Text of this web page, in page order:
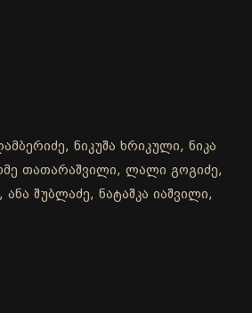
ნიკუშა ხრიკული, ნიკა
თათარაშვილი, ლალი გოგიძე,
შუბლაძე, ნატაშკა იაშვილი,